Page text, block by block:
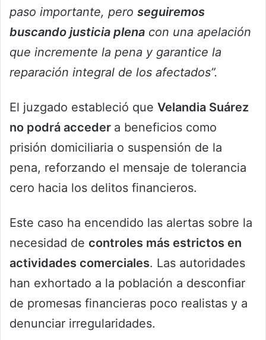
paso importante, pero seguiremos
buscando justicia plena con una apelación
que incremente la pena y garantice la
reparación integral de los afectados”.
El juzgado estableció que Velandia Suárez
no podrá acceder a beneficios como
prisión domiciliaria o suspensión de la
pena, reforzando el mensaje de tolerancia
cero hacia los delitos financieros.
Este caso ha encendido las alertas sobre la
necesidad de controles más estrictos en
actividades comerciales. Las autoridades
han exhortado a la población a desconfiar
de promesas financieras poco realistas y a
denunciar irregularidades.